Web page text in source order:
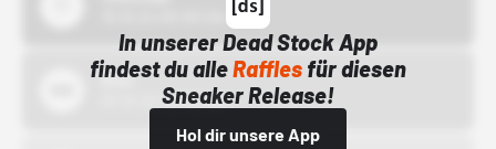
In unserer Dead Stock App
findest du alleRafflesfür diesen
Sneaker Release!
Hol dir unsere App
Bstn
01.10.22 00:00 Uhr